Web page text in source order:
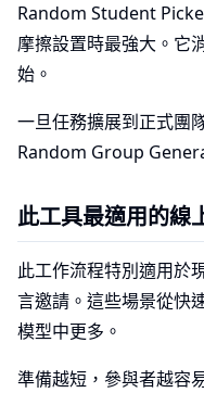
Random Student
摩擦設置時最強大。它
始。
一旦任務擴展到正式團
Random Group
此工具最適用的線
此工作流程特別適用於
言邀請。這些場景從快
模型中更多。
準備越短，參與者越容